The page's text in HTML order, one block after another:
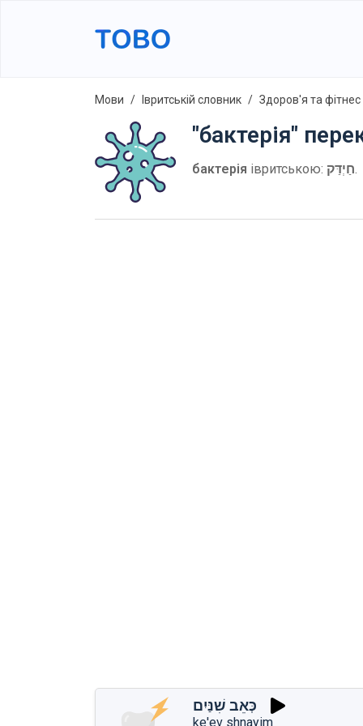
Мови Івритській словник Здоров'я та фітнес
"бактерія"
бактерія івритською: חַיְדַּק.
כְּאֵב שִׁנַּיִם
ke'ev shnayim